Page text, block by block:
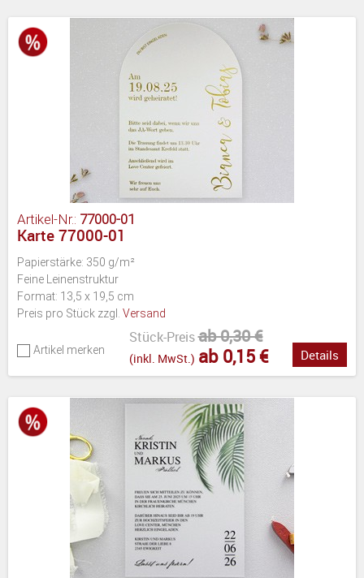
Artikel-Nr.: 77000-01
Karte 77000-01
Papierstärke: 350 g/m²
Feine Leinenstruktur
Format: 13,5 x 19,5 cm
Preis pro Stück zzgl. Versand
Artikel merken
Stück-Preisab 0,30 €
(inkl. MwSt.) ab 0,15 € Details